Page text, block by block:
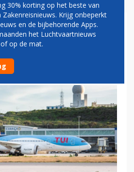
WINTER
KEER PER DAG
30% korting op het beste van
Krijg onbeperkt
en de bijbehorende Apps.
het Luchtvaartnieuws
op de mat.